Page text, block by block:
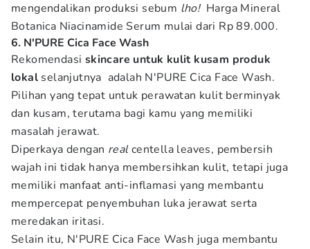
mengendalikan produksi sebum lho!Harga Mineral
Botanica Niacinamide Serum mulai dari Rp 89.000.
6. N'PURE Cica Face Wash
Rekomendasi skincare untuk kulit kusam produk
lokal selanjutnya adalah N'PURE Cica Face Wash.
Pilihan yang tepat untuk perawatan kulit berminyak
dan kusam, terutama bagi kamu yang memiliki
masalah jerawat.
Diperkaya dengan realcentella leaves, pembersih
wajah ini tidak hanya membersihkan kulit, tetapi juga
memiliki manfaat anti-inflamasi yang membantu
mempercepat penyembuhan luka jerawat serta
meredakan iritasi.
Selain itu, N'PURE Cica Face Wash juga membantu